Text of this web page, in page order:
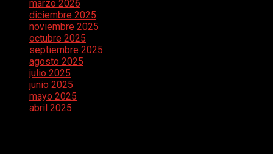
marzo 2026
diciembre 2025
noviembre 2025
octubre 2025
septiembre 2025
agosto 2025
julio 2025
junio 2025
mayo 2025
abril 2025